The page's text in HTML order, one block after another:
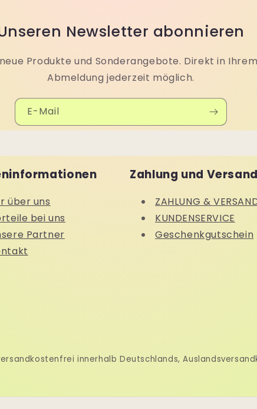
Newsletter abonnieren
Produkte und Sonderangebote. Direkt in
Abmeldung jederzeit möglich.
E-Mail
über uns
bei uns
Partner
Zahlung und Versand
ZAHLUNG &
KUNDENSERVICE
Geschenkgutschein
innerhalb Deutschlands,